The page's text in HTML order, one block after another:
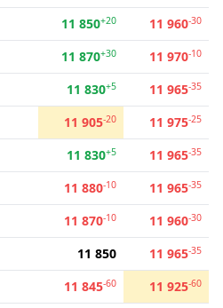
11 850+20 11 960-30
11 870+30 11 970-10
11 830+5 11 965-35
11 905-20 11 975-25
11 830+5 11 965-35
11 880-10 11 965-35
11 870-10 11 960-30
11 850 11 965-35
11 845-60 11 925-60